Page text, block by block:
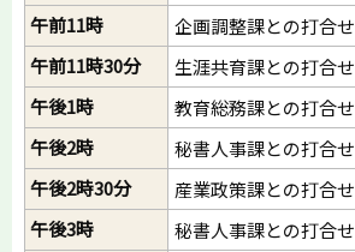
午前11時
企画調整課との打合せ
午前11時30分
生涯共育課との打合せ
午後1時
教育総務課との打合せ
午後2時
秘書人事課との打合せ
午後2時30分
産業政策課との打合せ
午後3時
秘書人事課との打合せ